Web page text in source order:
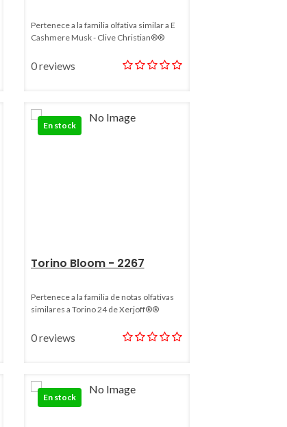
Pertenece a la familia olfativa similar a E
Cashmere Musk - Clive Christian®®
0 reviews
En stock
Torino Bloom - 2267
Pertenece a la familia de notas olfativas
similares a Torino 24 de Xerjoff®®
0 reviews
En stock